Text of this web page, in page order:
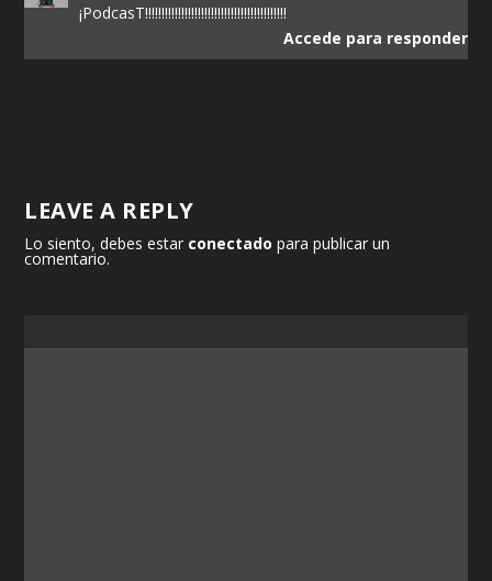
¡PodcasT!!!!!!!!!!!!!!!!!!!!!!!!!!!!!!!!!!!!!!!!!!!
Accede para responder
LEAVE A REPLY
Lo siento, debes estar conectado para publicar un
comentario.